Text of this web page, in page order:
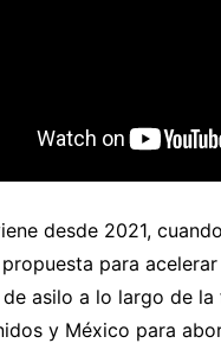
desde 2021,
para
asilo a lo largo de
y México para